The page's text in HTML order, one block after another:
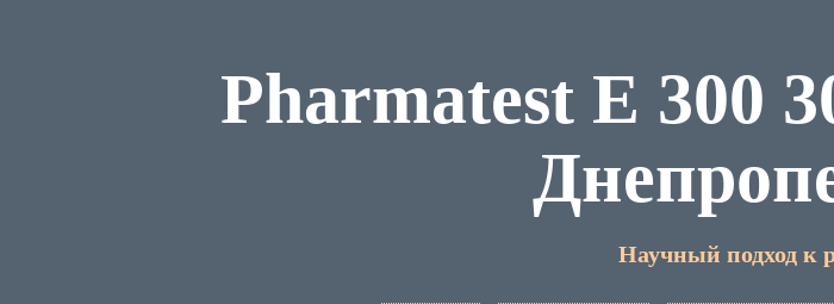
Pharmatest E 300
Научный подход к